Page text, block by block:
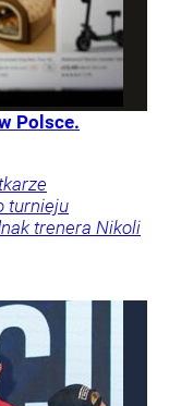
Polsce.
turnieju
trenera Nikoli